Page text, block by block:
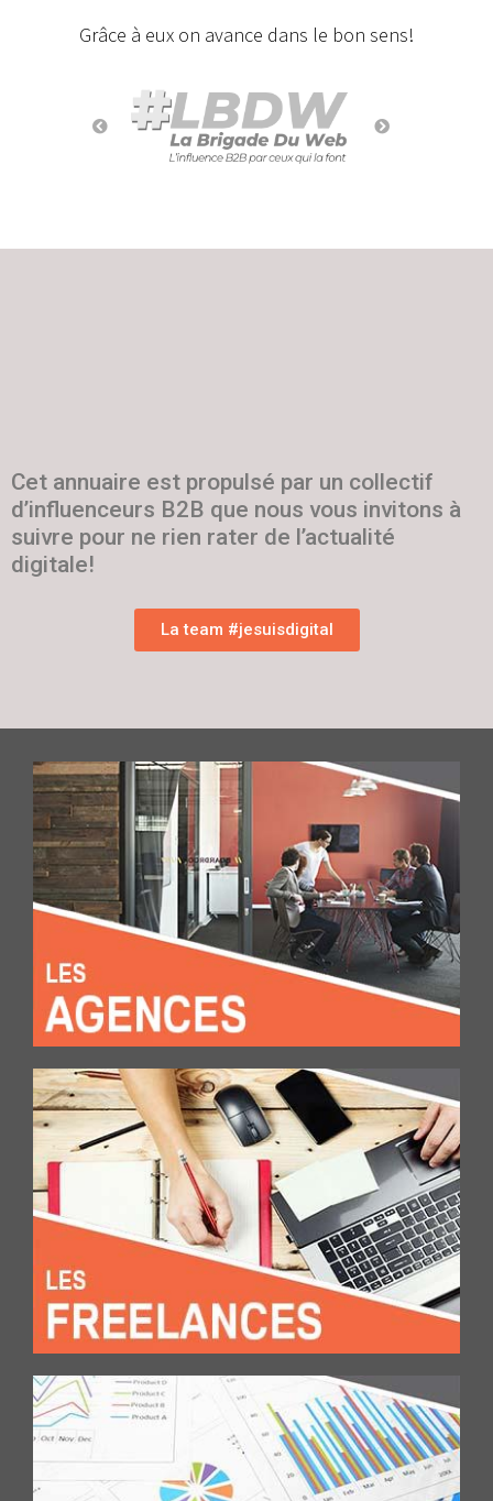
Grâce à eux on avance dans le bon sens!
Cet annuaire est propulsé par un collectif
d’influenceurs B2B que nous vous invitons à
suivre pour ne rien rater de l’actualité
digitale!
La team #jesuisdigital